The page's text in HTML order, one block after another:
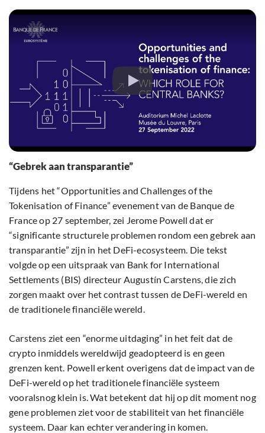
“Gebrek aan transparantie”
Tijdens het “Opportunities and Challenges of the
Tokenisation of Finance” evenement van de Banque de
France op 27 september, zei Jerome Powell dat er
“significante structurele problemen rondom een gebrek aan
transparantie” zijn in het DeFi-ecosysteem. Die tekst
volgde op een uitspraak van Bank for International
Settlements (BIS) directeur Augustín Carstens, die zich
zorgen maakt over het contrast tussen de DeFi-wereld en
de traditionele financiële wereld.
Carstens ziet een “enorme uitdaging” in het feit dat de
crypto inmiddels wereldwijd geadopteerd is en geen
grenzen kent. Powell erkent overigens dat de impact van de
DeFi-wereld op het traditionele financiële systeem
vooralsnog klein is. Wat betekent dat hij op dit moment nog
gene problemen ziet voor de stabiliteit van het financiële
systeem. Daar kan echter verandering in komen.